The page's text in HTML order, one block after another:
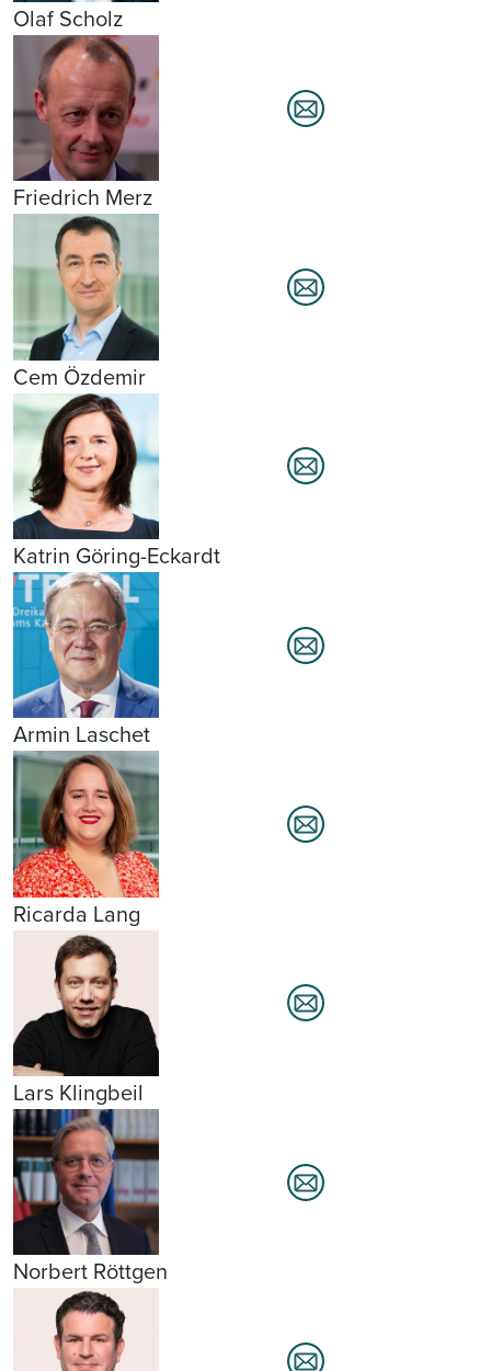
Olaf Scholz
Friedrich Merz
Cem Özdemir
Katrin Göring-Eckardt
Armin Laschet
Ricarda Lang
Lars Klingbeil
Norbert Röttgen